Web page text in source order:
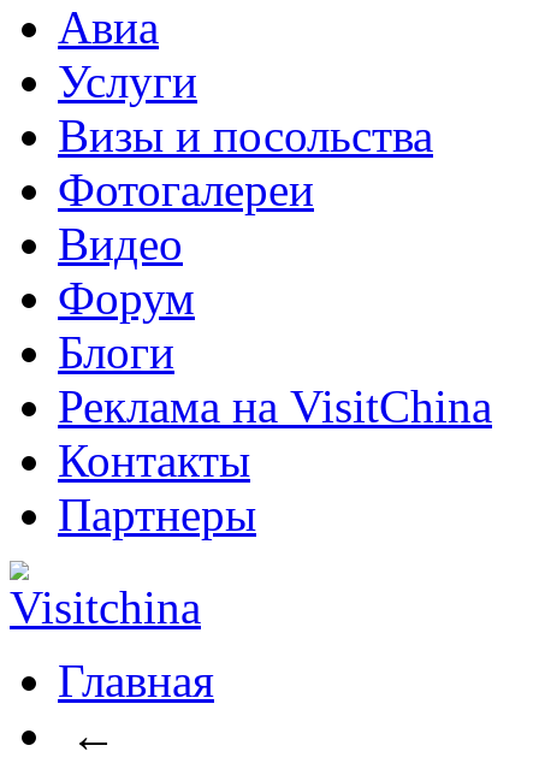
Авиа
Услуги
Визы и посольства
Фотогалереи
Видео
Форум
Блоги
Реклама на VisitChina
Контакты
Партнеры
Главная
←